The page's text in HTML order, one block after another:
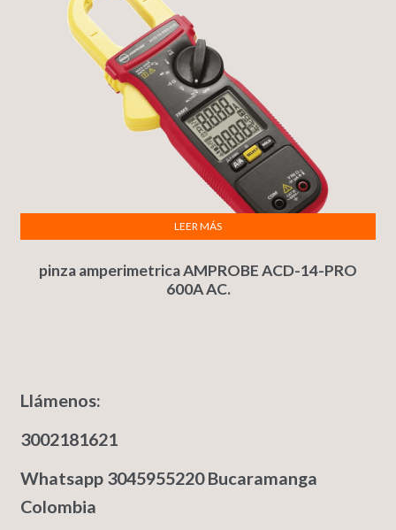
pinza amperimetrica AMPROBE ACD-14-PRO
600A AC.
LEER MÁS
Llámenos:
3002181621
Whatsapp 3045955220 Bucaramanga
Colombia